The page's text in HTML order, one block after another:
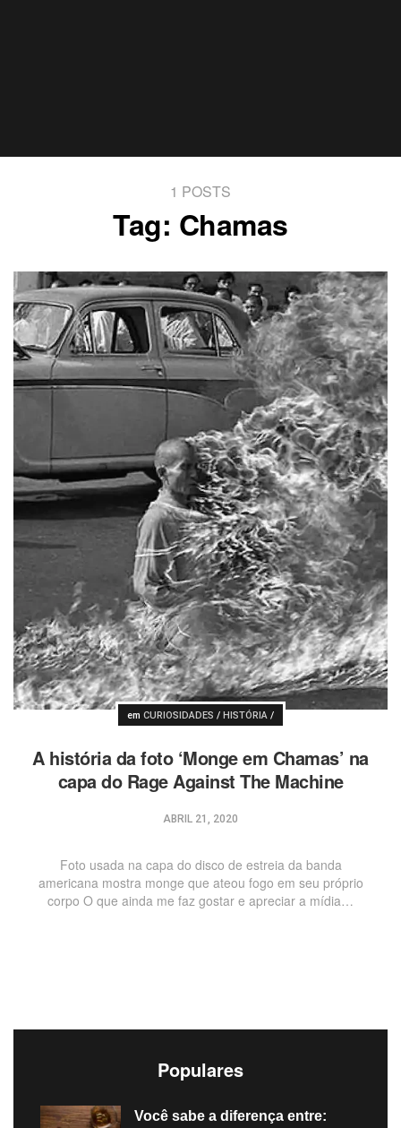
1 POSTS
Tag: Chamas
Postado
em CURIOSIDADES / HISTÓRIA /
A história da foto ‘Monge em Chamas’ na
capa do Rage Against The Machine
ABRIL 21, 2020
Foto usada na capa do disco de estreia da banda
americana mostra monge que ateou fogo em seu próprio
corpo O que ainda me faz gostar e apreciar a mídia…
Populares
Você sabe a diferença entre: